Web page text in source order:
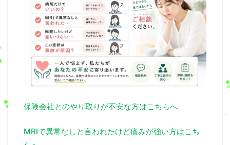
保険会社とのやり取りが不安な方はこちらへ
MRIで異常なしと言われたけど痛みが強い方はこち